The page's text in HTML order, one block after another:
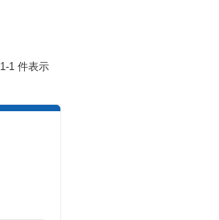
1-1 件表示